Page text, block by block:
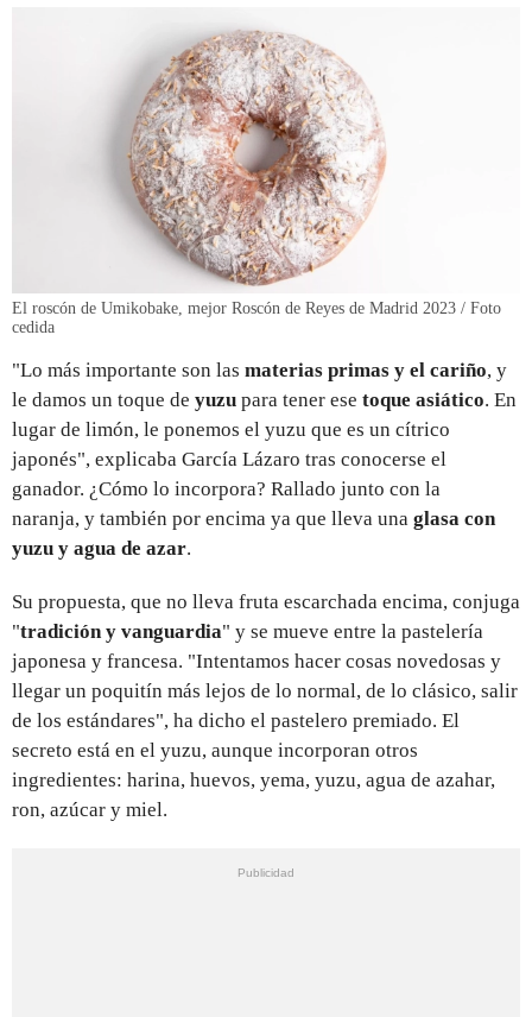
El roscón de Umikobake, mejor Roscón de Reyes de Madrid 2023 / Foto
cedida
"Lo más importante son las materias primas y el cariño, y
le damos un toque de yuzu para tener ese toque asiático. En
lugar de limón, le ponemos el yuzu que es un cítrico
japonés", explicaba García Lázaro tras conocerse el
ganador. ¿Cómo lo incorpora? Rallado junto con la
naranja, y también por encima ya que lleva una glasa con
yuzu y agua de azar.
Su propuesta, que no lleva fruta escarchada encima, conjuga
"tradición y vanguardia" y se mueve entre la pastelería
japonesa y francesa. "Intentamos hacer cosas novedosas y
llegar un poquitín más lejos de lo normal, de lo clásico, salir
de los estándares", ha dicho el pastelero premiado. El
secreto está en el yuzu, aunque incorporan otros
ingredientes: harina, huevos, yema, yuzu, agua de azahar,
ron, azúcar y miel.